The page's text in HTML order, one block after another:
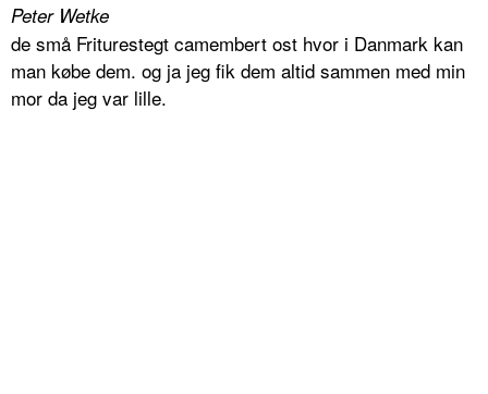
Peter Wetke
de små Friturestegt camembert ost hvor i Danmark kan
man købe dem. og ja jeg fik dem altid sammen med min
mor da jeg var lille.